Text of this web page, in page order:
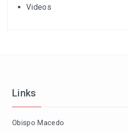
Videos
Links
Obispo Macedo